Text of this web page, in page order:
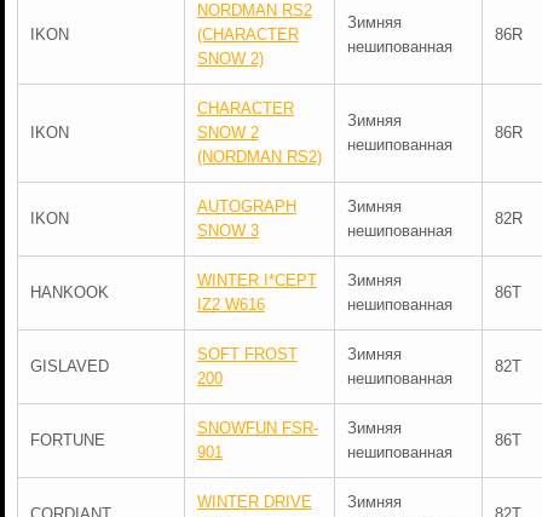
IKON
NORDMAN RS2
(CHARACTER
SNOW 2)
Зимняя
нешипованная
86R
IKON
CHARACTER
SNOW 2
(NORDMAN RS2)
Зимняя
нешипованная
86R
IKON
AUTOGRAPH
SNOW 3
Зимняя
нешипованная
82R
HANKOOK
WINTER I*CEPT
IZ2 W616
Зимняя
нешипованная
86T
GISLAVED
SOFT FROST
200
Зимняя
нешипованная
82T
FORTUNE
SNOWFUN FSR-
901
Зимняя
нешипованная
86T
WINTER DRIVE
Зимняя